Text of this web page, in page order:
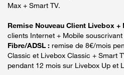
Max + Smart TV.
Remise Nouveau Client Livebox +
clients Internet + Mobile
Fibre/ADSL : remise de 8€/mois
Classic et Livebox Classic + Smart
pendant 12 mois sur Livebox Up et